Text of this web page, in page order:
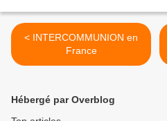
< INTERCOMMUNION en
France
Hébergé par Overblog